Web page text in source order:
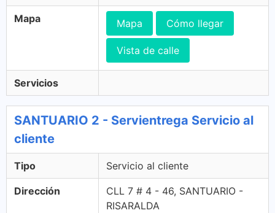
Mapa Mapa Cómo llegar
Vista de calle
Servicios
SANTUARIO 2 - Servientrega Servicio al
cliente
Tipo Servicio al cliente
Dirección
CLL 7 # 4 - 46, SANTUARIO -
RISARALDA